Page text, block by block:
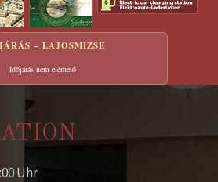
– LAJOSMIZSE
Időjárás nem elérhető
Uhr